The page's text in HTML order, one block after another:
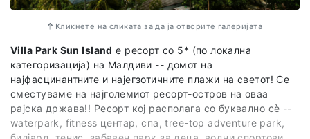
Кликнете на сликата за да ја отворите галеријата
Villa Park Sun Island е ресорт со 5* (по локална
категоризација) на Малдиви -- домот на
најфасцинантните и најегзотичните плажи на светот! Се
сместуваме на најголемиот ресорт-остров на оваа
рајска држава!! Ресорт кој располага со буквално сѐ --
waterpark, fitness центар, спа, tree-top adventure park,